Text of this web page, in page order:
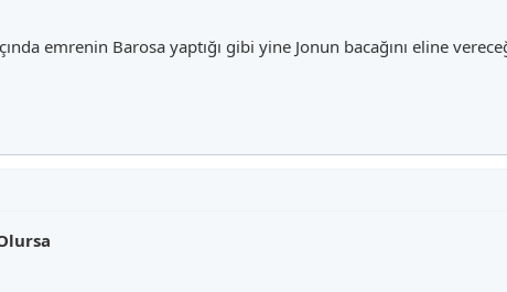
emrenin Barosa yaptığı gibi yine Jonun bacağını eline